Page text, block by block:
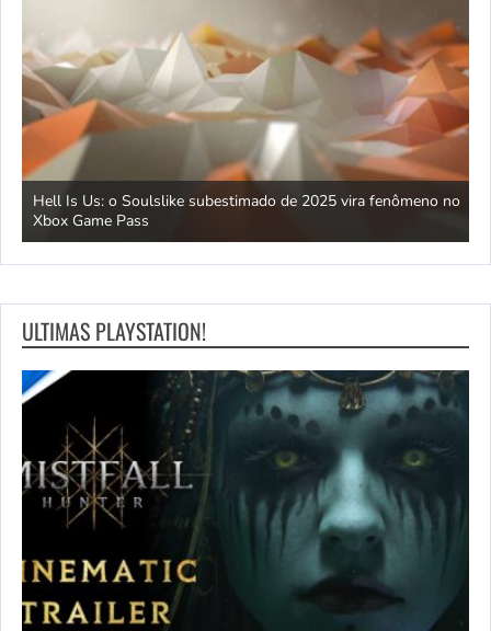
Hell Is Us: o Soulslike subestimado de 2025 vira fenômeno no
Xbox Game Pass
ULTIMAS PLAYSTATION!